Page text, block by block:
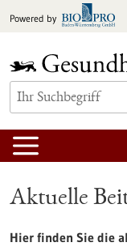
Inhalt
Powered by
Aktuelle
Hier finden Sie die